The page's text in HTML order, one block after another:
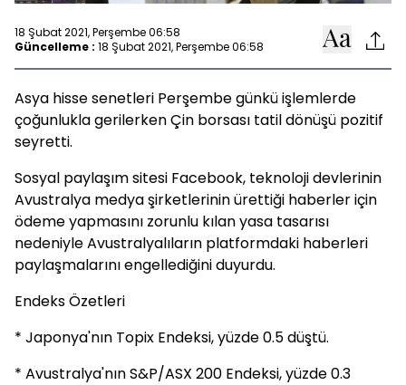
18 Şubat 2021, Perşembe 06:58
Güncelleme : 18 Şubat 2021, Perşembe 06:58
Asya hisse senetleri Perşembe günkü işlemlerde
çoğunlukla gerilerken Çin borsası tatil dönüşü pozitif
seyretti.
Sosyal paylaşım sitesi Facebook, teknoloji devlerinin
Avustralya medya şirketlerinin ürettiği haberler için
ödeme yapmasını zorunlu kılan yasa tasarısı
nedeniyle Avustralyalıların platformdaki haberleri
paylaşmalarını engellediğini duyurdu.
Endeks Özetleri
* Japonya'nın Topix Endeksi, yüzde 0.5 düştü.
* Avustralya'nın S&P/ASX 200 Endeksi, yüzde 0.3